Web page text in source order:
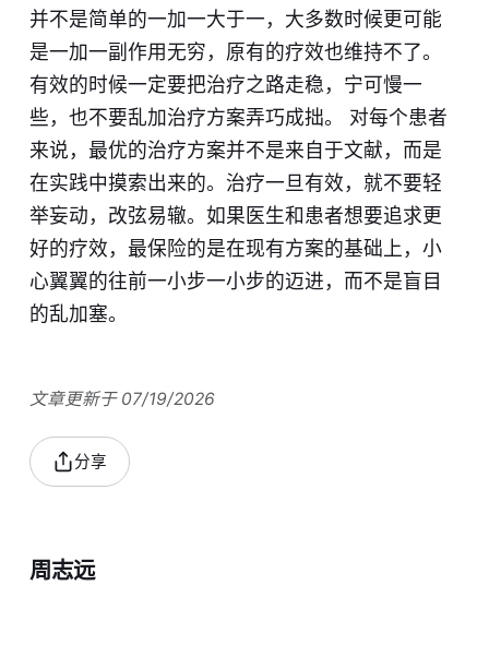
并不是简单的一加一大于一，大多数时候更可能
是一加一副作用无穷，原有的疗效也维持不了。
有效的时候一定要把治疗之路走稳，宁可慢一
些，也不要乱加治疗方案弄巧成拙。 对每个患者
来说，最优的治疗方案并不是来自于文献，而是
在实践中摸索出来的。治疗一旦有效，就不要轻
举妄动，改弦易辙。如果医生和患者想要追求更
好的疗效，最保险的是在现有方案的基础上，小
心翼翼的往前一小步一小步的迈进，而不是盲目
的乱加塞。
文章更新于 07/19/2026
分享
周志远